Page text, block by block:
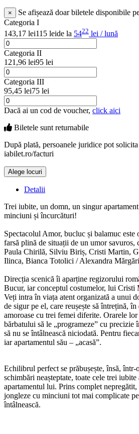
×
Se afișează doar biletele disponibile
Categoria I
143,17 lei115 leide la 5422 lei / lună
Categoria II
121,96 lei95 lei
Categoria III
95,45 lei75 lei
Dacă ai un cod de voucher, click aici
Biletele sunt returnabile
După plată, persoanele juridice pot
iabilet.ro/facturi
Alege locuri
Detalii
Trei iubite, un domn, un singur
minciuni și încurcături!
Spectacolul Amor, bucluc și balamuc este
farsă plină de situații de un umor savuros,
Paula Chirilă, Silviu Biriș, Cristi Martin,
Ilinca, Bianca Totolici / Alexandra
Direcția scenică îi aparține regizorului
Bucur, iar conceptul costumelor, lui Cristi
Veți intra în viața atent organizată a unui
de sigur pe el, care reușește să întrețină,
amoroase cu trei femei diferite. Orarele
bărbatului să le „programeze” cu precizie
să nu se întâlnească niciodată. Pentru
iar apartamentul său – „acasă”.
Echilibrul perfect se prăbușește, însă,
schimbări neașteptate, toate cele trei
apartamentul lui. Prins complet
jongleze cu minciuni tot mai complicate
întâlnească.